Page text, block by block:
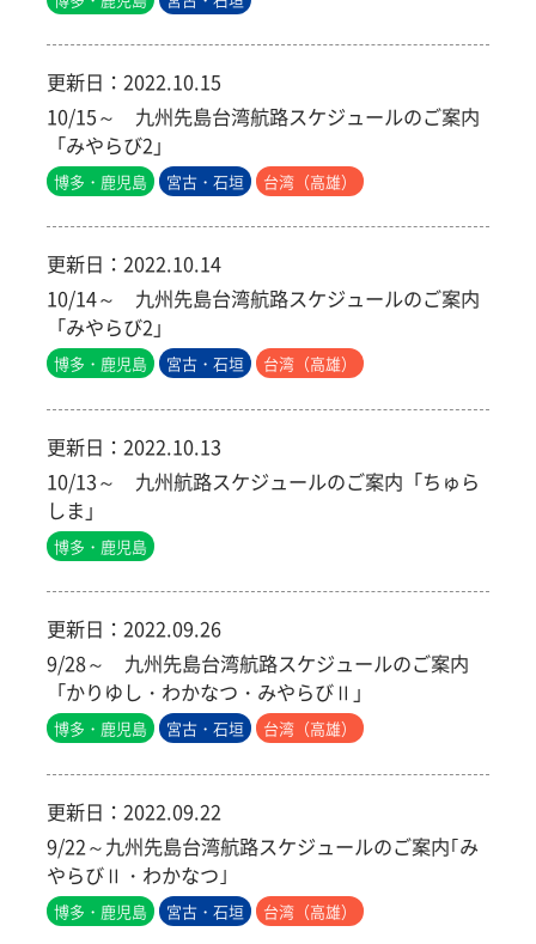
更新日： 2022.10.15
10/15～ 九州先島台湾航路スケジュールのご案内
「みやらび2」
博多・鹿児島 宮古・石垣 台湾（高雄）
更新日： 2022.10.14
10/14～ 九州先島台湾航路スケジュールのご案内
「みやらび2」
博多・鹿児島 宮古・石垣 台湾（高雄）
更新日： 2022.10.13
10/13～ 九州航路スケジュールのご案内「ちゅら
しま」
博多・鹿児島
更新日： 2022.09.26
9/28～ 九州先島台湾航路スケジュールのご案内
「かりゆし・わかなつ・みやらびⅡ」
博多・鹿児島 宮古・石垣 台湾（高雄）
更新日： 2022.09.22
9/22～九州先島台湾航路スケジュールのご案内｢み
やらびⅡ・わかなつ｣
博多・鹿児島 宮古・石垣 台湾（高雄）